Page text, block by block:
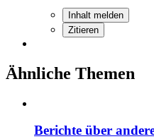
Inhalt melden
Zitieren
Ähnliche Themen
Berichte über